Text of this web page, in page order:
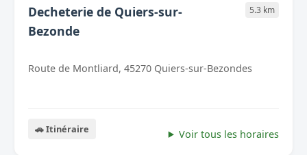
Decheterie de Quiers-sur-
Bezonde
5.3 km
Route de Montliard, 45270 Quiers-sur-Bezondes
🚗 Itinéraire Voir tous les horaires